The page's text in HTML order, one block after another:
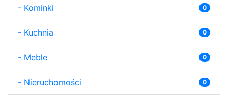
- Kominki 0
- Kuchnia 0
- Meble 0
- Nieruchomości 0